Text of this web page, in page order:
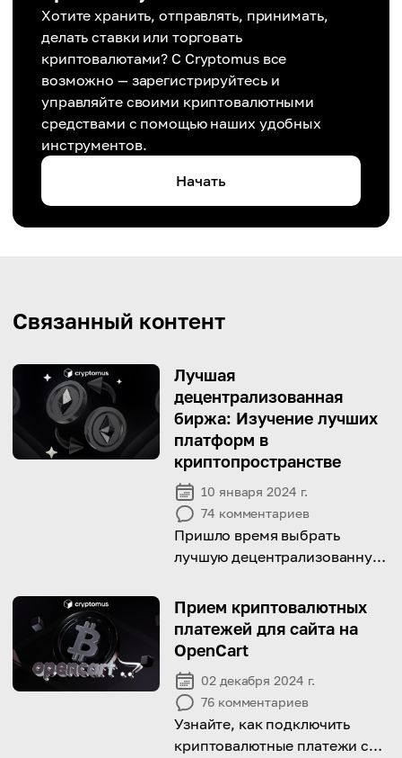
Хотите хранить, отправлять, принимать,
делать ставки или торговать
криптовалютами? С Cryptomus все
возможно — зарегистрируйтесь и
управляйте своими криптовалютными
средствами с помощью наших удобных
инструментов.
Начать
Связанный контент
Лучшая
децентрализованная
биржа: Изучение лучших
платформ в
криптопространстве
10 января 2024 г.
74 комментариев
Пришло время выбрать
лучшую децентрализованную
Прочтите статью и узнайте
больше об этом сервисе
криптоторговли
Прием криптовалютных
платежей для сайта на
OpenCart
02 декабря 2024 г.
76 комментариев
Узнайте, как подключить
криптовалютные платежи c